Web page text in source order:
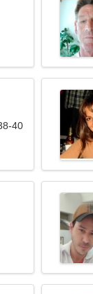
40